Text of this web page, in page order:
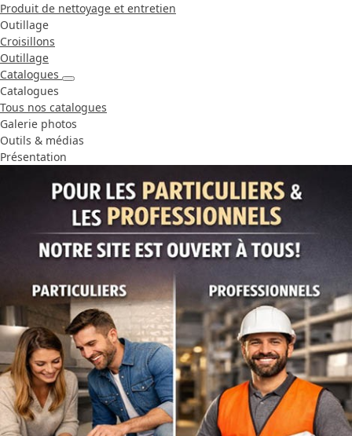
Produit de nettoyage et entretien
Outillage
Croisillons
Outillage
Catalogues
Catalogues
Tous nos catalogues
Galerie photos
Outils & médias
Présentation